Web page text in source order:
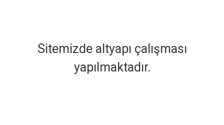
Sitemizde altyapı çalışması
yapılmaktadır.